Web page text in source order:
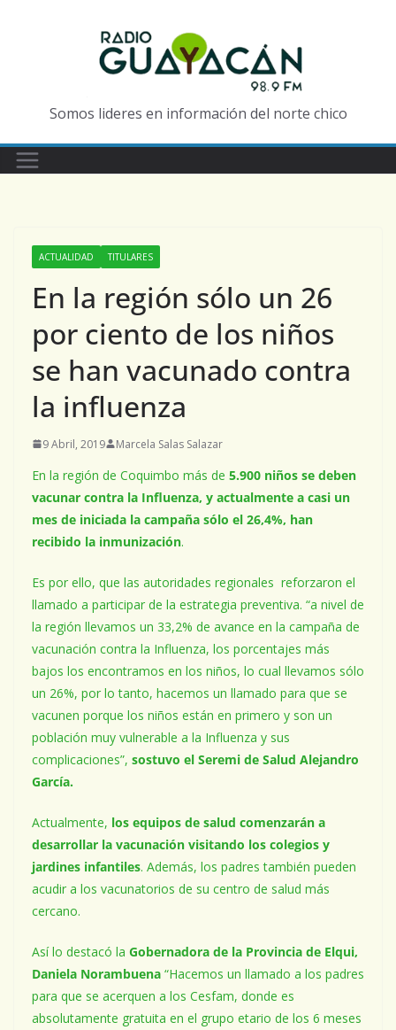
Somos lideres en información del norte chico
ACTUALIDAD TITULARES
En la región sólo un 26
por ciento de los niños
se han vacunado contra
la influenza
9 Abril, 2019 Marcela Salas Salazar
En la región de Coquimbo más de 5.900 niños se deben
vacunar contra la Influenza, y actualmente a casi un
mes de iniciada la campaña sólo el 26,4%, han
recibido la inmunización.
Es por ello, que las autoridades regionales reforzaron el
llamado a participar de la estrategia preventiva. “a nivel de
la región llevamos un 33,2% de avance en la campaña de
vacunación contra la Influenza, los porcentajes más
bajos los encontramos en los niños, lo cual llevamos sólo
un 26%, por lo tanto, hacemos un llamado para que se
vacunen porque los niños están en primero y son un
población muy vulnerable a la Influenza y sus
complicaciones”, sostuvo el Seremi de Salud Alejandro
García.
Actualmente, los equipos de salud comenzarán a
desarrollar la vacunación visitando los colegios y
jardines infantiles. Además, los padres también pueden
acudir a los vacunatorios de su centro de salud más
cercano.
Así lo destacó la Gobernadora de la Provincia de Elqui,
Daniela Norambuena “Hacemos un llamado a los padres
para que se acerquen a los Cesfam, donde es
absolutamente gratuita en el grupo etario de los 6 meses